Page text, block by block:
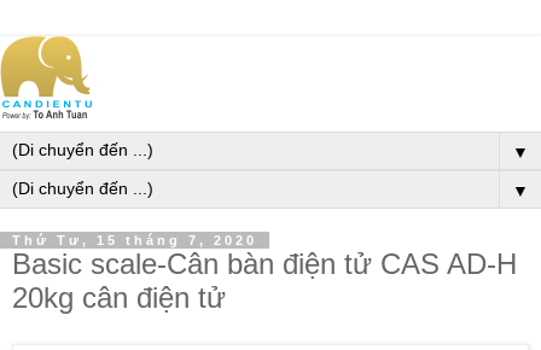
▼
▼
Thứ Tư, 15 tháng 7, 2020
Basic scale-Cân bàn điện tử CAS AD-H
20kg cân điện tử